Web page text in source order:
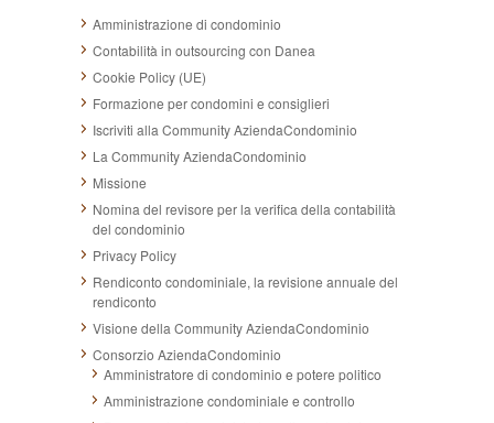
Amministrazione di condominio
Contabilità in outsourcing con Danea
Cookie Policy (UE)
Formazione per condomini e consiglieri
Iscriviti alla Community AziendaCondominio
La Community AziendaCondominio
Missione
Nomina del revisore per la verifica della contabilità
del condominio
Privacy Policy
Rendiconto condominiale, la revisione annuale del
rendiconto
Visione della Community AziendaCondominio
Consorzio AziendaCondominio
Amministratore di condominio e potere politico
Amministrazione condominiale e controllo